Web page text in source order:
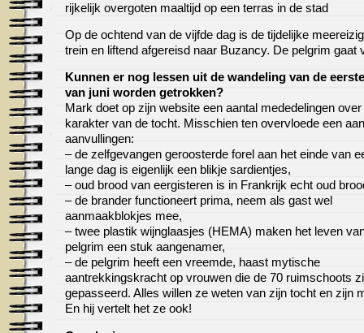
rijkelijk overgoten maaltijd op een terras in de stad
Op de ochtend van de vijfde dag is de tijdelijke
trein en liftend afgereisd naar Buzancy. De pelgrim gaat
Kunnen er nog lessen uit de wandeling van de
van juni worden getrokken?
Mark doet op zijn website een aantal mededelingen over
karakter van de tocht. Misschien ten overvloede een
aanvullingen:
– de zelfgevangen geroosterde forel aan het einde van
lange dag is eigenlijk een blikje sardientjes,
– oud brood van eergisteren is in Frankrijk echt oud
– de brander functioneert prima, neem als gast wel
aanmaakblokjes mee,
– twee plastik wijnglaasjes (HEMA) maken het leven
pelgrim een stuk aangenamer,
– de pelgrim heeft een vreemde, haast mytische
aantrekkingskracht op vrouwen die de 70 ruimschoots
gepasseerd. Alles willen ze weten van zijn tocht en zijn
En hij vertelt het ze ook!